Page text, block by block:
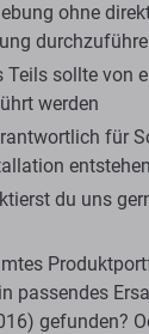
ohne
Teils sollte von
werden
für
entstehen
du uns
passendes
gefunden?